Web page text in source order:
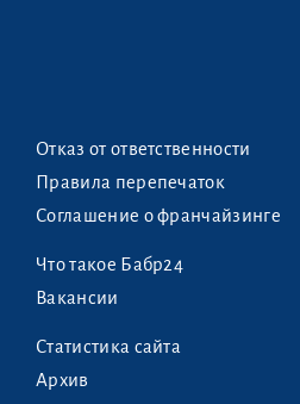
Отказ от ответственности
Правила перепечаток
Соглашение о франчайзинге
Что такое Бабр24
Вакансии
Статистика сайта
Архив